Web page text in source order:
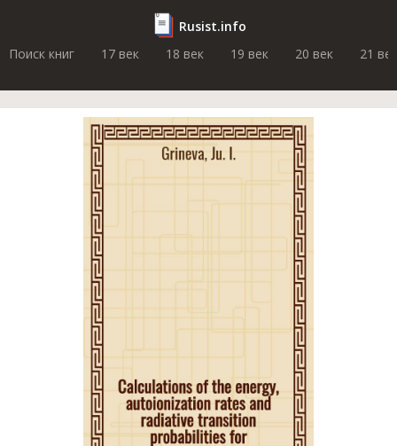
Rusist.info
Поиск книг
17 век 18 век 19 век 20 век 21 век